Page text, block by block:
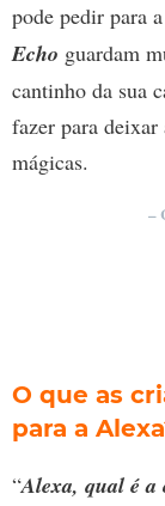
pode pedir para
Echo guardam
cantinho da sua
fazer para deixar
mágicas.
–
O que as
para a
“Alexa, qual é a